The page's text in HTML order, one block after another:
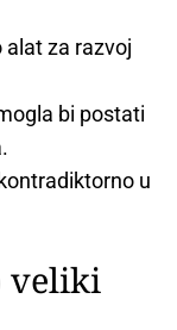
za razvoj
bi postati
u
veliki